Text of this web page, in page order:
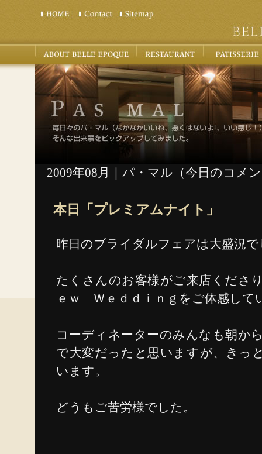
2009年08月｜パ・マル（今日のコメ
本日「プレミアムナイト」
昨日のブライダルフェアは大盛況で
たくさんのお客様がご来店くださ
ｅｗ Ｗｅｄｄｉｎｇをご体感して
コーディネーターのみんなも朝か
で大変だったと思いますが、きっ
います。
どうもご苦労様でした。